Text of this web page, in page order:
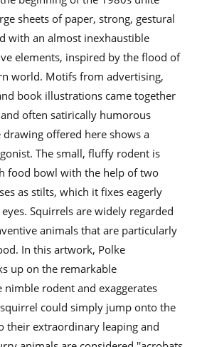
sheets of paper, strong, gestural
with an almost inexhaustible
elements, inspired by the flood of
world. Motifs from advertising,
book illustrations came together
often satirically humorous
drawing offered here shows a
The small, fluffy rodent is
food bowl with the help of two
as stilts, which it fixes eagerly
Squirrels are widely regarded
animals that are particularly
In this artwork, Polke
up on the remarkable
nimble rodent and exaggerates
could simply jump onto the
their extraordinary leaping and